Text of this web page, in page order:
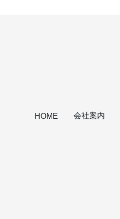
HOME 会社案内